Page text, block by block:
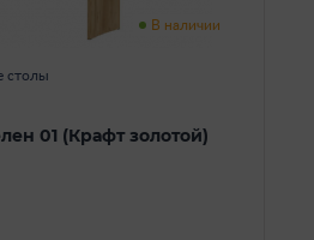
В наличии
столы
01 (Крафт золотой)